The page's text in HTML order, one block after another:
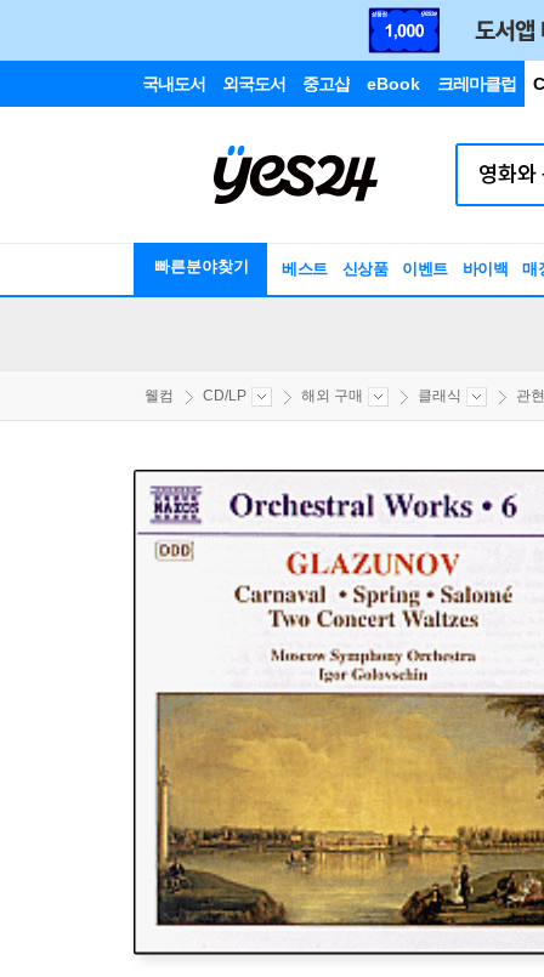
국내도서 외국도서 중고샵 eBook 크레마클럽
빠른분야찾기 베스트 신상품 이벤트 바이백 매
웰컴 CD/LP 해외 구매 클래식 관